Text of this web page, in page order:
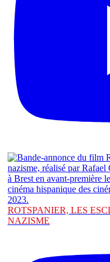
ROTSPANIER, LES
NAZISME